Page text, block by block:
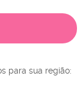
para sua região: